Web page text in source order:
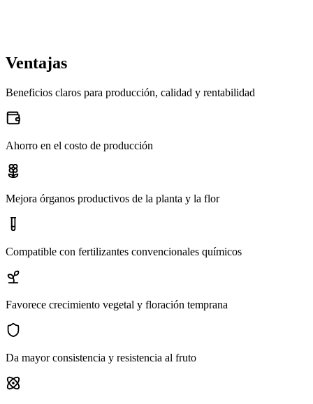
Ventajas
Beneficios claros para producción, calidad y rentabilidad
Ahorro en el costo de producción
Mejora órganos productivos de la planta y la flor
Compatible con fertilizantes convencionales químicos
Favorece crecimiento vegetal y floración temprana
Da mayor consistencia y resistencia al fruto